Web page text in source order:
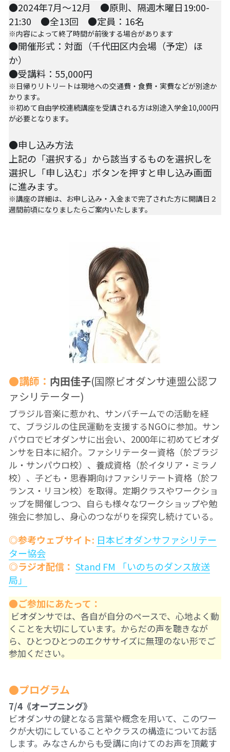
●2024年7月～12月　●原則、隔週木曜日19:00-
21:30 ●全13回　●定員：16名
※内容によって終了時間が前後する場合があります
●開催形式：対面（千代田区内会場（予定）ほ
か）
●受講料：55,000円
※日帰りリトリートは現地への交通費・食費・実費などが別途か
かります。
※初めて自由学校連続講座を受講される方は別途入学金10,000円
が必要となります。
●申し込み方法
上記の「選択する」から該当するものを選択しを
選択し「申し込む」ボタンを押すと申し込み画面
に進みます。
※講座の詳細は、お申し込み・入金まで完了された方に開講日２
週間前頃になりましたらご案内いたします。
●講師： 内田佳子(国際ビオダンサ連盟公認フ
ァシリテーター)
ブラジル音楽に惹かれ、サンバチームでの活動を経
て、ブラジルの住民運動を支援するNGOに参加。サン
パウロでビオダンサに出会い、2000年に初めてビオダ
ンサを日本に紹介。ファシリテーター資格（於ブラジ
ル・サンパウロ校）、養成資格（於イタリア・ミラノ
校）、子ども・思春期向けファシリテート資格（於フ
ランス・リヨン校）を取得。定期クラスやワークショ
ップを開催しつつ、自らも様々なワークショップや勉
強会に参加し、身心のつながりを探究し続けている。
◎参考ウェブサイト: 日本ビオダンサファシリテー
ター協会
◎ラジオ配信： Stand FM 「いのちのダンス放送
局」
●ご参加にあたって：
くことを大切にしています。からだの声を聴きなが
ら、ひとつひとつのエクササイズに無理のない形でご
参加ください。
●プログラム
7/4《オープニング》
ビオダンサの鍵となる言葉や概念を用いて、このワー
クが大切にしていることやクラスの構造についてお話
します。みなさんからも受講に向けてのお声を頂戴す
【越境】01テック・ジャスティス―AI時代の差
別・人権・民主主義
【越境】02「自由と平等」の国の帝国主義
家・国際社会の枠組みの限界と希望
【越境】05「共に生きる」ための社会調査――
川崎の地域実践から学ぶ
【越境】07アイヌ語を学びつつ、日本語の問題
としてとらえかえす
【越境】08ラテンアメリカ先住民の言語と文化
を学ぶ――メキシコ最大の先住民言語ナワトル
語を知る
PARC田んぼ2026年6月
PARC田んぼ2026_10月稲刈り
自然栽培2025
沖縄勉強会2024年11月
沖縄ツアー2024
13表現することは生きること
13表現することは生きること
12ビオダンサ
12ビオダンサ
12ビオダンサ
10鎌田講座
09世界ニュース
09世界ニュース
08ルイースの英会話
07英文精読
06それぞれのアイヌ語を受け継ぐ
04ガンジー読書会
03パレスチナ問題
02平和のための「紛争」論